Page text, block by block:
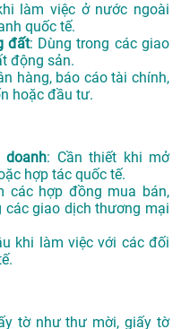
làm việc ở nước ngoài
quốc tế.
đất: Dùng trong các giao
động sản.
hàng, báo cáo tài chính,
hoặc đầu tư.
doanh: Cần thiết khi mở
hợp tác quốc tế.
các hợp đồng mua bán,
các giao dịch thương mại
khi làm việc với các đối
tờ như thư mời, giấy tờ